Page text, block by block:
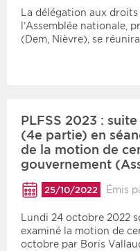
Secteur
Médico-social
Période
Choisir une date de début
Choisir une
La délégation aux
l’Assemblée nationale,
(Dem, Nièvre), se
PLFSS 2023 :
(4e partie) en
de la motion de
gouvernement
25/10/2022 Émis
Lundi 24 octobre 2022
examiné la motion de
octobre par Boris